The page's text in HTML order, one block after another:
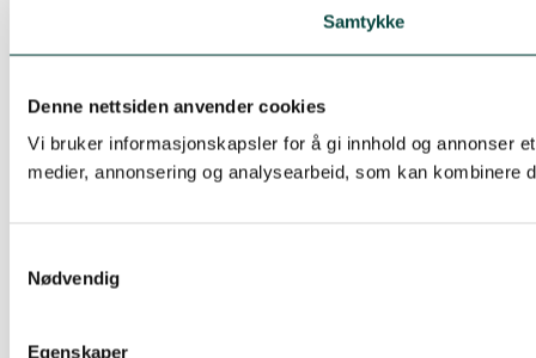
Samtykke
Denne nettsiden anvender cookies
Vi bruker informasjonskapsler for å gi innhold og annonser
medier, annonsering og analysearbeid, som kan
Nødvendig
Egenskaper